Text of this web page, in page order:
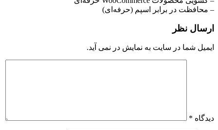
– محافظت در برابر اسپم (حرفه‌ای)
ارسال نظر
ایمیل شما در سایت به نمایش در نمی آید.
دیدگاه *